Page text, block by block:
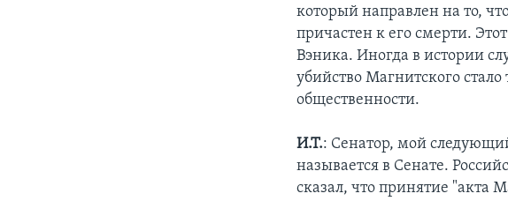
который направлен на то,
причастен к его смерти.
Вэника. Иногда в истории
убийство Магнитского
общественности.
И.Т.: Сенатор, мой
называется в Сенате.
сказал, что принятие "акта